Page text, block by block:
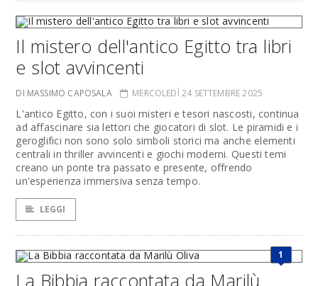
Il mistero dell'antico Egitto tra libri
e slot avvincenti
DI MASSIMO CAPOSALA MERCOLEDÌ 24 SETTEMBRE 2025
L'antico Egitto, con i suoi misteri e tesori nascosti, continua
ad affascinare sia lettori che giocatori di slot. Le piramidi e i
geroglifici non sono solo simboli storici ma anche elementi
centrali in thriller avvincenti e giochi moderni. Questi temi
creano un ponte tra passato e presente, offrendo
un'esperienza immersiva senza tempo.
LEGGI
1
La Bibbia raccontata da Marilù